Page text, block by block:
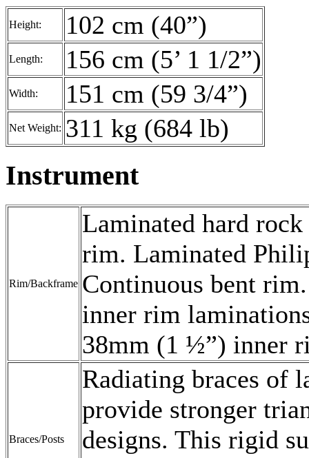
Height: 102 cm (40”)
Length: 156 cm (5’ 1 1/2”)
Width: 151 cm (59 3/4”)
Net Weight: 311 kg (684 lb)
Instrument
Rim/Backframe
Laminated hard
rim. Laminated
Continuous bent
inner rim
38mm (1 ½”) inner
Braces/Posts
Radiating braces of
provide stronger
designs. This rigid